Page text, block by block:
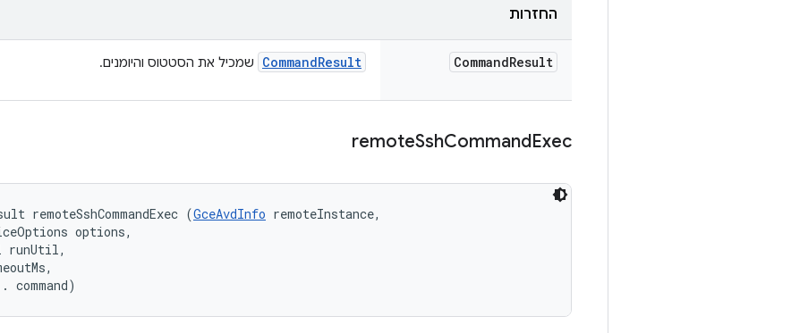
החזרות
CommandResult
CommandResult שמכיל את הסטטוס והיומנים.
remoteSshCommandExec
remoteSshCommandExec (GceAvdInfo remoteInstance,
options,
runUtil,
command)